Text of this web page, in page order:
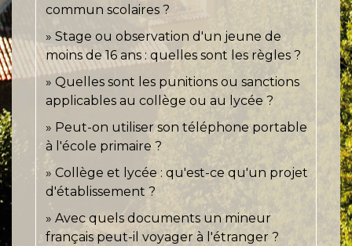
commun scolaires ?
Stage ou observation d'un jeune de
moins de 16 ans : quelles sont les règles ?
Quelles sont les punitions ou sanctions
applicables au collège ou au lycée ?
Peut-on utiliser son téléphone portable
à l'école primaire ?
Collège et lycée : qu'est-ce qu'un projet
d'établissement ?
Avec quels documents un mineur
français peut-il voyager à l'étranger ?